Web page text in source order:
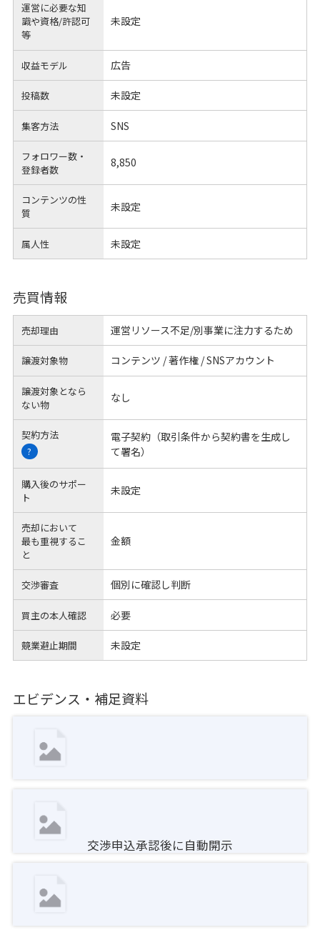
運営に必要な知
識や資格/許認可
等
未設定
収益モデル 広告
投稿数 未設定
集客方法 SNS
フォロワー数・
登録者数
8,850
コンテンツの性
質
未設定
属人性 未設定
売買情報
売却理由 運営リソース不足/別事業に注力するため
譲渡対象物 コンテンツ / 著作権 / SNSアカウント
譲渡対象となら
ない物
なし
契約方法
?
電子契約（取引条件から契約書を生成し
て署名）
購入後のサポー
ト
未設定
売却において
最も重視するこ
と
金額
交渉審査 個別に確認し判断
買主の本人確認 必要
競業避止期間 未設定
エビデンス・補足資料
交渉申込承認後に自動開示